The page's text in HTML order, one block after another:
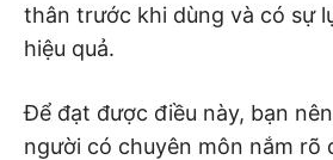
thân trước khi dùng và có sự
hiệu quả.
Để đạt được điều này, bạn
người có chuyên môn nắm rõ